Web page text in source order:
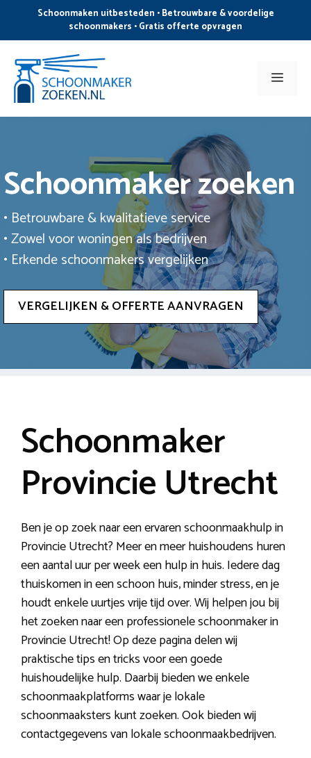
de
inhoud
Schoonmaken uitbesteden • Betrouwbare & voordelige
schoonmakers • Gratis offerte opvragen
Menu
Schoonmaker zoeken
• Betrouwbare & kwalitatieve service
• Zowel voor woningen als bedrijven
• Erkende schoonmakers vergelijken
VERGELIJKEN & OFFERTE AANVRAGEN
Schoonmaker
Provincie Utrecht
Ben je op zoek naar een ervaren schoonmaakhulp in
Provincie Utrecht? Meer en meer huishoudens huren
een aantal uur per week een hulp in huis. Iedere dag
thuiskomen in een schoon huis, minder stress, en je
houdt enkele uurtjes vrije tijd over. Wij helpen jou bij
het zoeken naar een professionele schoonmaker in
Provincie Utrecht! Op deze pagina delen wij
praktische tips en tricks voor een goede
huishoudelijke hulp. Daarbij bieden we enkele
schoonmaakplatforms waar je lokale
schoonmaaksters kunt zoeken. Ook bieden wij
contactgegevens van lokale schoonmaakbedrijven.